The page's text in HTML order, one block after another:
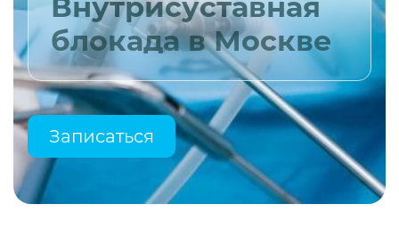
блокада в Москве
Записаться